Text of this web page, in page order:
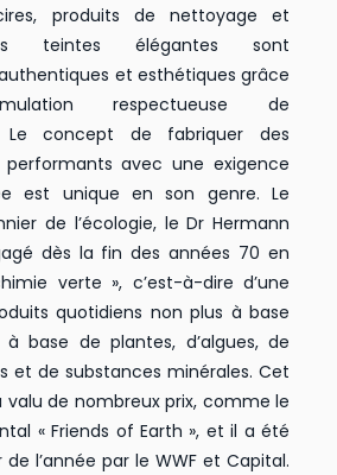
produits de nettoyage et
teintes élégantes sont
et esthétiques grâce
respectueuse de
Le concept de fabriquer des
avec une exigence
est unique en son genre. Le
de l’écologie, le Dr Hermann
dès la fin des années 70 en
verte », c’est-à-dire d’une
quotidiens non plus à base
base de plantes, d’algues, de
et de substances minérales. Cet
de nombreux prix, comme le
« Friends of Earth », et il a été
l’année par le WWF et Capital.